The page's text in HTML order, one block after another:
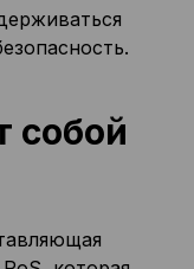
собой